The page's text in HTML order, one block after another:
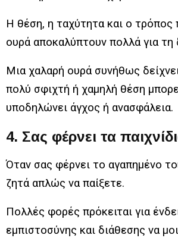
Η θέση, η ταχύτητα και ο τρόπος
ουρά αποκαλύπτουν πολλά για τη
Μια χαλαρή ουρά συνήθως
πολύ σφιχτή ή χαμηλή θέση
υποδηλώνει άγχος ή ανασφάλεια.
4. Σας φέρνει τα
Όταν σας φέρνει το αγαπημένο
ζητά απλώς να παίξετε.
Πολλές φορές πρόκειται για
εμπιστοσύνης και διάθεσης να